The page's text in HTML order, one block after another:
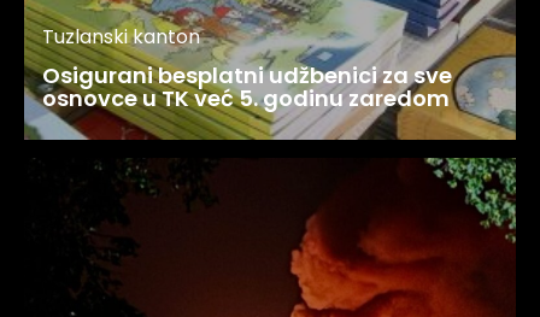
Tuzlanski kanton
Osigurani besplatni udžbenici za sve
osnovce u TK već 5. godinu zaredom